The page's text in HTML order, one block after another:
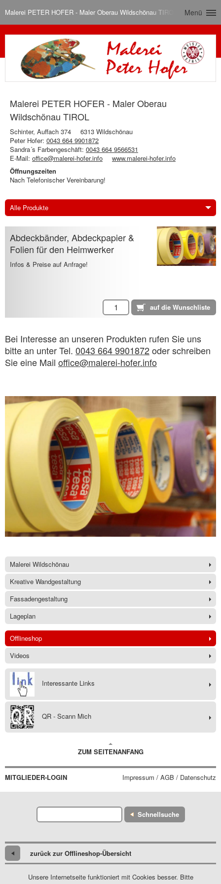
Malerei PETER HOFER - Maler Oberau Wildschönau TIROL Menü
Malerei PETER HOFER - Maler Oberau
Wildschönau TIROL
Schinter, Auffach 374
6313 Wildschönau
Peter Hofer: 0043 664 9901872
Sandra´s Farbengeschäft: 0043 664 9566531
E-Mail: office@malerei-hofer.info
www.malerei-hofer.info
Öffnungszeiten
Nach Telefonischer Vereinbarung!
Alle Produkte
Abdeckbänder, Abdeckpapier &
Folien für den Heimwerker
Infos & Preise auf Anfrage!
Bei Interesse an unseren Produkten rufen Sie uns
bitte an unter Tel. 0043 664 9901872oder schreiben
Sie eine Mail office@malerei-hofer.info
Malerei Wildschönau
Kreative Wandgestaltung
Fassadengestaltung
Lageplan
Offlineshop
Videos
Interessante Links
QR - Scann Mich
ZUM SEITENANFANG
MITGLIEDER-LOGIN Impressum / AGB / Datenschutz
Schnellsuche
zurück zur Offlineshop-Übersicht
Unsere Internetseite funktioniert mit Cookies besser. Bitte